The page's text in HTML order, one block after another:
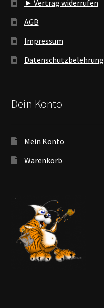
► Vertrag widerrufen
AGB
Impressum
Datenschutzbelehrung
Dein Konto
Mein Konto
Warenkorb